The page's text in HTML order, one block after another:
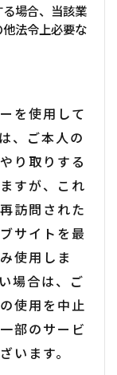
場合、当該業
法令上必要な
を使用して
、ご本人の
り取りする
すが、これ
訪問された
サイトを最
使用しま
場合は、ご
使用を中止
部のサービ
います。